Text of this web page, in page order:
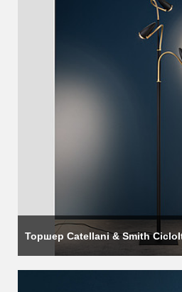
Торшер Catellani & Smith